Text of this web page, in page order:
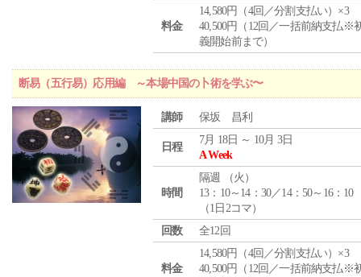
料金
14,580円（4回／分割支払い）×3
40,500円（12回／一括前納支払※
義開始前まで）
断易（五行易）応用編 ～本場中国の卜術を学ぶ〜
講師 保坂 昌利
日程
7月 18日 ～ 10月 3日
A Week
時間
隔週 （火 ）
13：10～14：30／14：50～16：10
（1日2コマ）
回数
全12回
料金
14,580円（4回／分割支払い）×3
40,500円（12回／一括前納支払※